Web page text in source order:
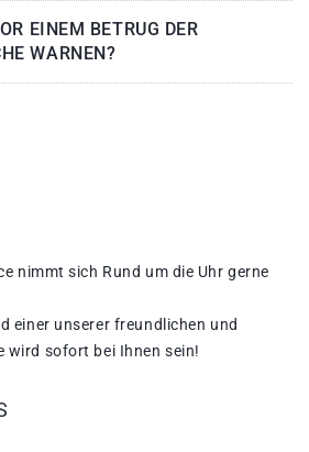
EINEM BETRUG DER
WARNEN?
nimmt sich Rund um die Uhr gerne
einer unserer freundlichen und
wird sofort bei Ihnen sein!